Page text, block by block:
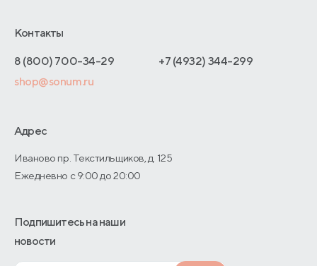
Отзывы покупателей
Как оформить заказ
Адреса магазинов
Договор-оферты
Отельерам
Оптовые продажи
О производстве
Контакты
8 (800) 700-34-29
+7 (4932) 344-299
shop@sonum.ru
Адрес
Иваново пр. Текстильщиков, д. 125
Ежедневно с 9:00 до 20:00
Подпишитесь на наши
новости